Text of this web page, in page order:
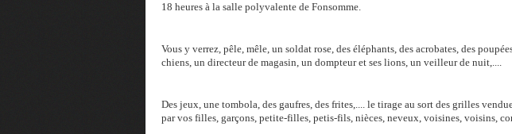
18 heures à la salle polyvalente de Fonsomme.
Vous y verrez, pêle, mêle, un soldat rose, des éléphants, des acrobates, des
chiens, un directeur de magasin, un dompteur et ses lions, un veilleur de nuit,....
Des jeux, une tombola, des gaufres, des frites,.... le tirage au sort des grilles
par vos filles, garçons, petite-filles, petis-fils, nièces, neveux, voisines, voisins,